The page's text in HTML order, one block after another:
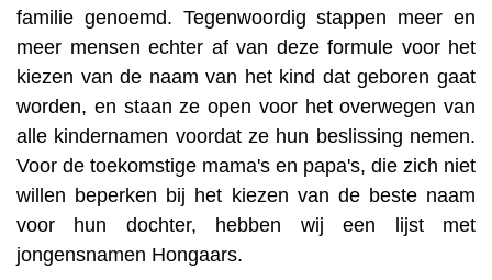
familie genoemd. Tegenwoordig stappen meer en
meer mensen echter af van deze formule voor het
kiezen van de naam van het kind dat geboren gaat
worden, en staan ze open voor het overwegen van
alle kindernamen voordat ze hun beslissing nemen.
Voor de toekomstige mama's en papa's, die zich niet
willen beperken bij het kiezen van de beste naam
voor hun dochter, hebben wij een lijst met
jongensnamen Hongaars.